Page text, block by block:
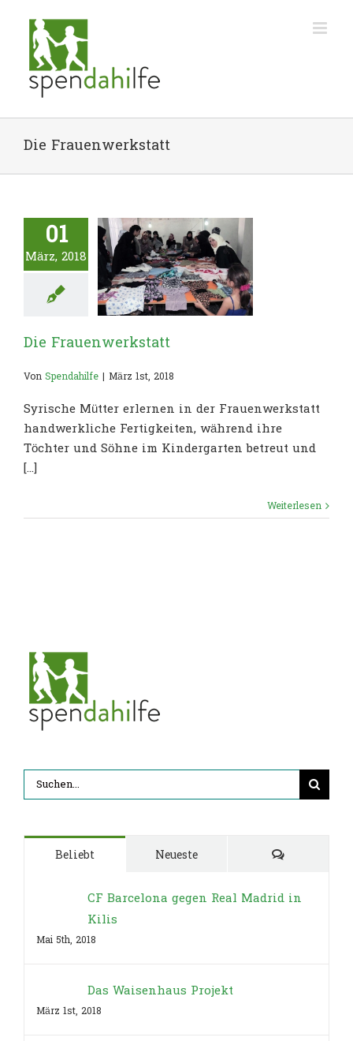
Inhalt
springen
Die Frauenwerkstatt
01
März, 2018
Die Frauenwerkstatt
VonSpendahilfe | März 1st, 2018
Syrische Mütter erlernen in der Frauenwerkstatt
handwerkliche Fertigkeiten, während ihre
Töchter und Söhne im Kindergarten betreut und
[...]
Weiterlesen
Suche
nach:
Beliebt Neueste
CF Barcelona gegen Real Madrid in
Kilis
Mai 5th, 2018
Das Waisenhaus Projekt
März 1st, 2018